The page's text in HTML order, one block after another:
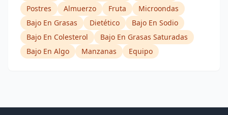
Postres
Almuerzo Fruta
Microondas
Bajo En Grasas
Dietético
Bajo En Sodio
Bajo En Colesterol
Bajo En Grasas Saturadas
Bajo En Algo
Manzanas Equipo